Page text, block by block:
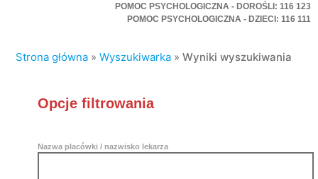
POMOC PSYCHOLOGICZNA - DOROŚLI: 116 123
POMOC PSYCHOLOGICZNA - DZIECI: 116 111
Strona główna »Wyszukiwarka »Wyniki wyszukiwania
Opcje filtrowania
Nazwa placówki / nazwisko lekarza